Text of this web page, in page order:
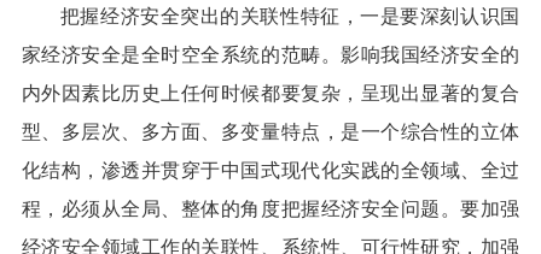
把握经济安全突出的关联性特征，一是要深刻认识国
家经济安全是全时空全系统的范畴。影响我国经济安全的
内外因素比历史上任何时候都要复杂，呈现出显著的复合
型、多层次、多方面、多变量特点，是一个综合性的立体
化结构，渗透并贯穿于中国式现代化实践的全领域、全过
程，必须从全局、整体的角度把握经济安全问题。要加强
经济安全领域工作的关联性、系统性、可行性研究，加强